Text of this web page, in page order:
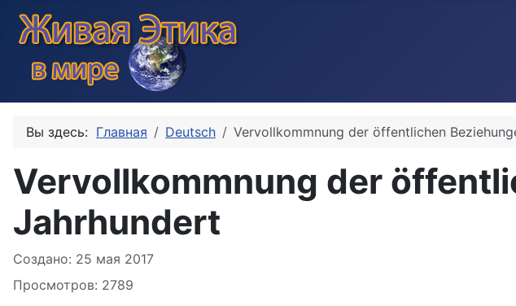
Вы здесь: Главная Deutsch Vervollkommnung der öffentlichen
Vervollkommnung der
Jahrhundert
Информация о материале
Создано: 25 мая 2017
Просмотров: 2789